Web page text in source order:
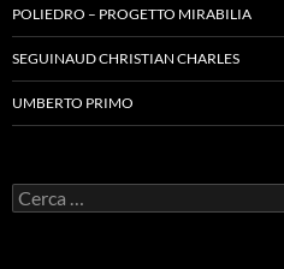
POLIEDRO – PROGETTO MIRABILIA
SEGUINAUD CHRISTIAN CHARLES
UMBERTO PRIMO
Ricerca
per: